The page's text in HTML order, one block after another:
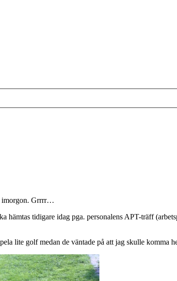
imorgon. Grrrr…
hämtas tidigare idag pga. personalens APT-träff
lite golf medan de väntade på att jag skulle komma